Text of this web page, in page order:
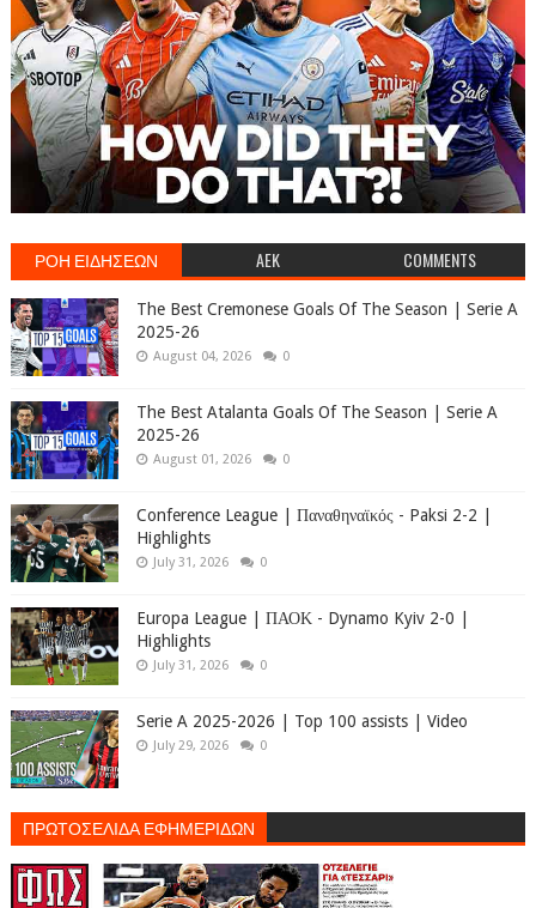
ΡΟΗ ΕΙΔΗΣΕΩΝ AEK COMMENTS
The Best Cremonese Goals Of The Season | Serie A
2025-26
August 04, 2026 0
The Best Atalanta Goals Of The Season | Serie A
2025-26
August 01, 2026 0
Conference League | Παναθηναϊκός - Paksi 2-2 |
Highlights
July 31, 2026 0
Europa League | ΠΑΟΚ - Dynamo Kyiv 2-0 |
Highlights
July 31, 2026 0
Serie A 2025-2026 | Top 100 assists | Video
July 29, 2026 0
ΠΡΩΤΟΣΕΛΙΔΑ ΕΦΗΜΕΡΙΔΩΝ